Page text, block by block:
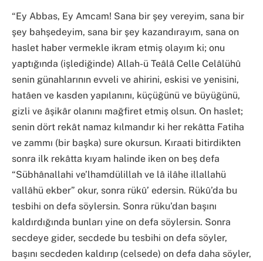
“Ey Abbas, Ey Amcam! Sana bir şey vereyim, sana bir
şey bahşedeyim, sana bir şey kazandırayım, sana on
haslet haber vermekle ikram etmiş olayım ki; onu
yaptığında (işlediğinde) Allah-ü Teâlâ Celle Celâlühû
senin günahlarının evveli ve ahirini, eskisi ve yenisini,
hatâen ve kasden yapılanını, küçüğünü ve büyüğünü,
gizli ve âşikâr olanını mağfiret etmiş olsun. On haslet;
senin dört rekât namaz kılmandır ki her rekâtta Fatiha
ve zammı (bir başka) sure okursun. Kıraati bitirdikten
sonra ilk rekâtta kıyam halinde iken on beş defa
“Sübhânallahi ve’lhamdülillah ve lâ ilâhe illallahü
vallâhü ekber” okur, sonra rükû’ edersin. Rükû’da bu
tesbihi on defa söylersin. Sonra rüku’dan başını
kaldırdığında bunları yine on defa söylersin. Sonra
secdeye gider, secdede bu tesbihi on defa söyler,
başını secdeden kaldırıp (celsede) on defa daha söyler,